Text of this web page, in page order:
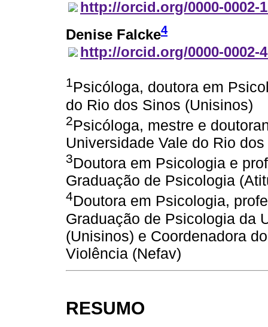
http://orcid.org/0000-0002-
Denise Falcke4
http://orcid.org/0000-0002-
1Psicóloga, doutora em
do Rio dos Sinos (Unisinos)
2Psicóloga, mestre e
Universidade Vale do Rio
3Doutora em Psicologia e
Graduação de Psicologia
4Doutora em Psicologia,
Graduação de Psicologia da
(Unisinos) e Coordenadora
Violência (Nefav)
RESUMO